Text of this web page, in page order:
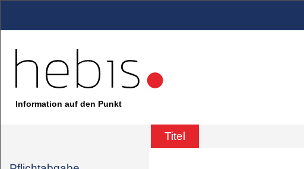
Information auf den Punkt
Titel